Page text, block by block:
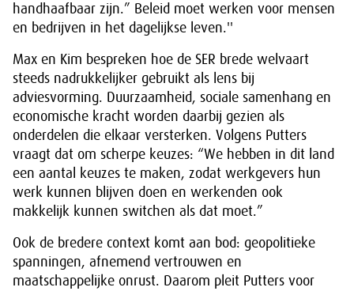
handhaafbaar zijn.” Beleid moet werken voor mensen
en bedrijven in het dagelijkse leven.''
Max en Kim bespreken hoe de SER brede welvaart
steeds nadrukkelijker gebruikt als lens bij
adviesvorming. Duurzaamheid, sociale samenhang en
economische kracht worden daarbij gezien als
onderdelen die elkaar versterken. Volgens Putters
vraagt dat om scherpe keuzes: “We hebben in dit land
een aantal keuzes te maken, zodat werkgevers hun
werk kunnen blijven doen en werkenden ook
makkelijk kunnen switchen als dat moet.”
Ook de bredere context komt aan bod: geopolitieke
spanningen, afnemend vertrouwen en
maatschappelijke onrust. Daarom pleit Putters voor